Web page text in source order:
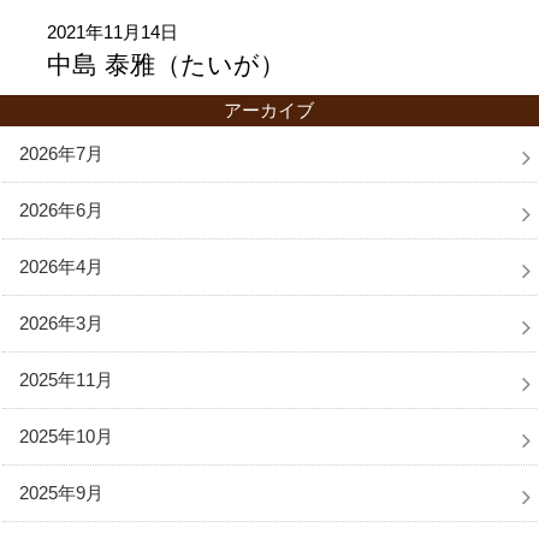
2021年11月14日
中島 泰雅（たいが）
アーカイブ
2026年7月
2026年6月
2026年4月
2026年3月
2025年11月
2025年10月
2025年9月